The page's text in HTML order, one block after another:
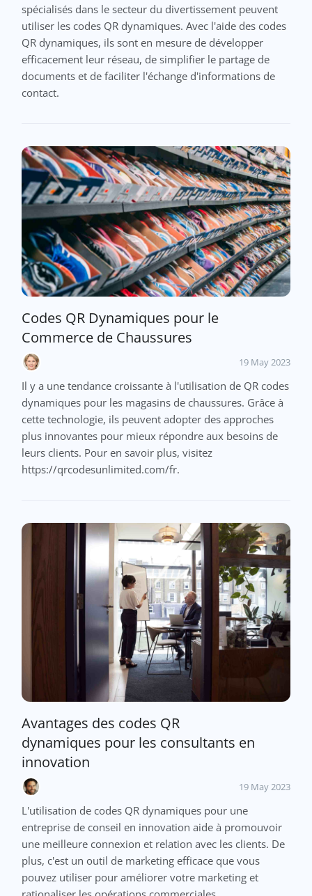
spécialisés dans le secteur du divertissement peuvent
utiliser les codes QR dynamiques. Avec l'aide des codes
QR dynamiques, ils sont en mesure de développer
efficacement leur réseau, de simplifier le partage de
documents et de faciliter l'échange d'informations de
contact.
Codes QR Dynamiques pour le
Commerce de Chaussures
19 May 2023
Il y a une tendance croissante à l'utilisation de QR codes
dynamiques pour les magasins de chaussures. Grâce à
cette technologie, ils peuvent adopter des approches
plus innovantes pour mieux répondre aux besoins de
leurs clients. Pour en savoir plus, visitez
https://qrcodesunlimited.com/fr.
Avantages des codes QR
dynamiques pour les consultants en
innovation
19 May 2023
L'utilisation de codes QR dynamiques pour une
entreprise de conseil en innovation aide à promouvoir
une meilleure connexion et relation avec les clients. De
plus, c'est un outil de marketing efficace que vous
pouvez utiliser pour améliorer votre marketing et